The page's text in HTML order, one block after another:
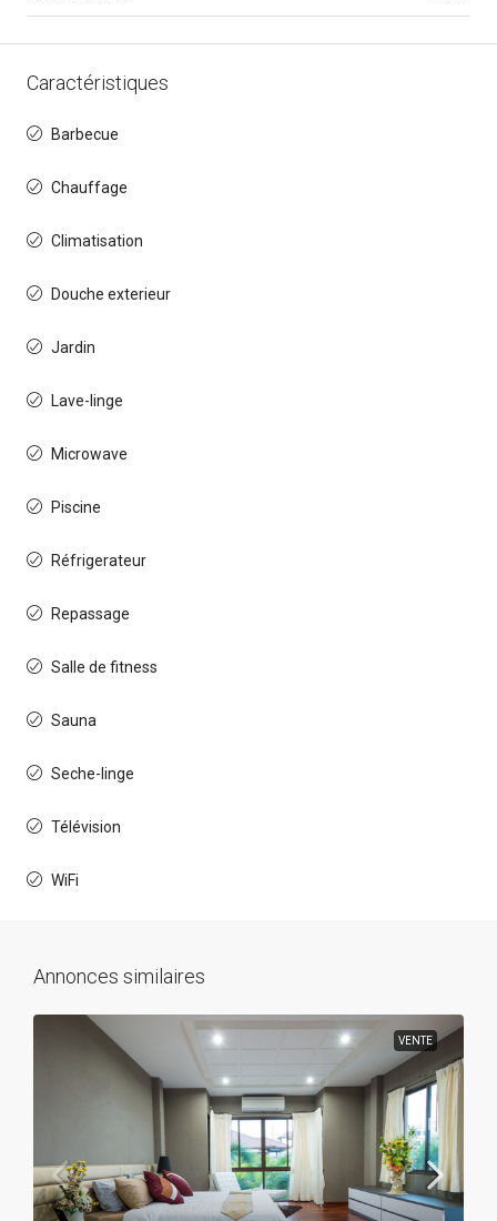
Caractéristiques
Barbecue
Chauffage
Climatisation
Douche exterieur
Jardin
Lave-linge
Microwave
Piscine
Réfrigerateur
Repassage
Salle de fitness
Sauna
Seche-linge
Télévision
WiFi
Annonces similaires
VENTE